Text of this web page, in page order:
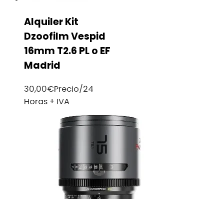
Alquiler Kit
Dzoofilm Vespid
16mm T2.6 PL o EF
Madrid
30,00€Precio/24
Horas + IVA